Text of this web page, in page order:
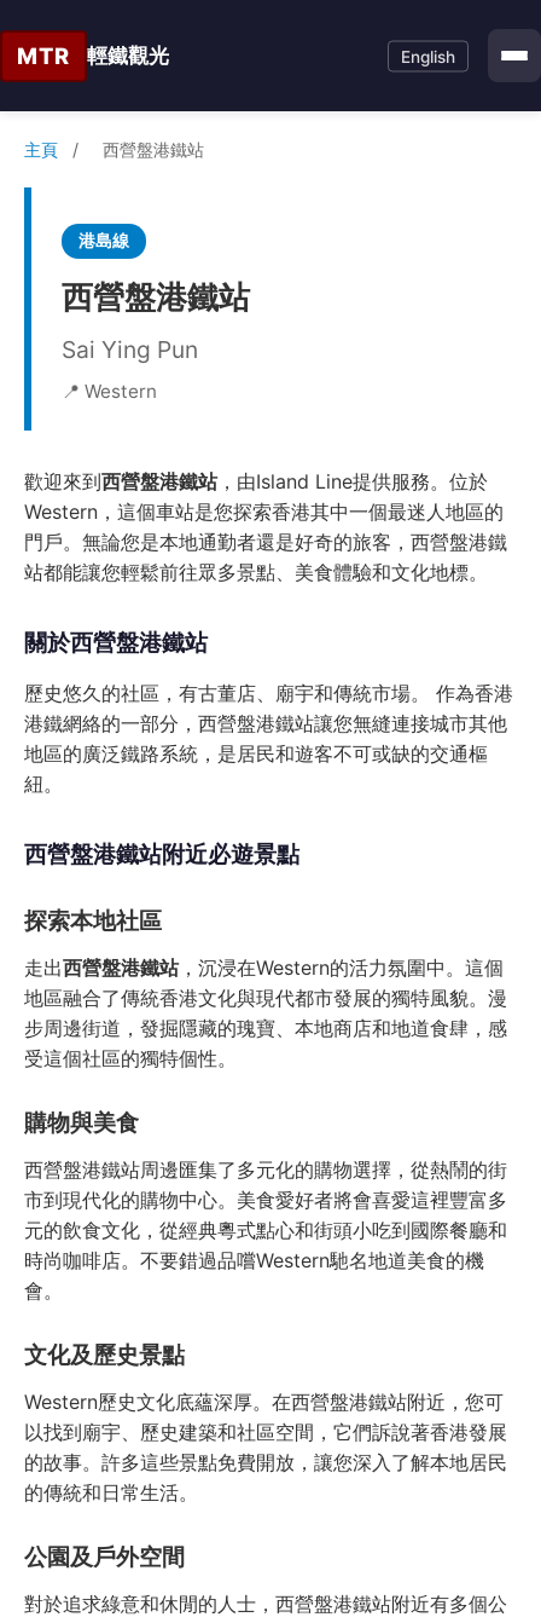
MTR 輕鐵觀光 English
主頁 / 西營盤港鐵站
港島線
西營盤港鐵站
Sai Ying Pun
📍 Western
歡迎來到西營盤港鐵站，由Island Line提供服務。位於
Western，這個車站是您探索香港其中一個最迷人地區的
門戶。無論您是本地通勤者還是好奇的旅客，西營盤港鐵
站都能讓您輕鬆前往眾多景點、美食體驗和文化地標。
關於西營盤港鐵站
歷史悠久的社區，有古董店、廟宇和傳統市場。 作為香港
港鐵網絡的一部分，西營盤港鐵站讓您無縫連接城市其他
地區的廣泛鐵路系統，是居民和遊客不可或缺的交通樞
紐。
西營盤港鐵站附近必遊景點
探索本地社區
走出西營盤港鐵站，沉浸在Western的活力氛圍中。這個
地區融合了傳統香港文化與現代都市發展的獨特風貌。漫
步周邊街道，發掘隱藏的瑰寶、本地商店和地道食肆，感
受這個社區的獨特個性。
購物與美食
西營盤港鐵站周邊匯集了多元化的購物選擇，從熱鬧的街
市到現代化的購物中心。美食愛好者將會喜愛這裡豐富多
元的飲食文化，從經典粵式點心和街頭小吃到國際餐廳和
時尚咖啡店。不要錯過品嚐Western馳名地道美食的機
會。
文化及歷史景點
Western歷史文化底蘊深厚。在西營盤港鐵站附近，您可
以找到廟宇、歷史建築和社區空間，它們訴說著香港發展
的故事。許多這些景點免費開放，讓您深入了解本地居民
的傳統和日常生活。
公園及戶外空間
對於追求綠意和休閒的人士，西營盤港鐵站附近有多個公